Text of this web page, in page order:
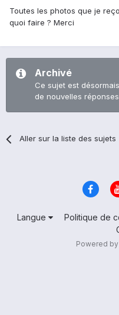
Toutes les photos que je
quoi faire ? Merci
Archivé
Ce sujet est
de nouvelles
Aller sur la liste des sujets
Langue Politique de
Powered